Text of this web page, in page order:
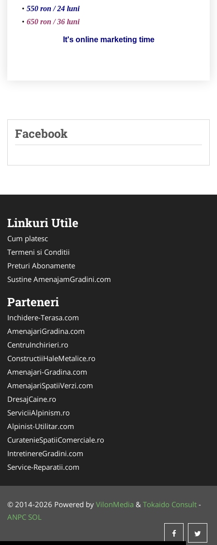
550 ron / 24 luni
650 ron / 36 luni
It's online marketing time
Facebook
Linkuri Utile
Cum platesc
Termeni si Conditii
Preturi Abonamente
Sustine AmenajamGradini.com
Parteneri
Inchidere-Terasa.com
AmenajariGradina.com
CentruInchirieri.ro
ConstructiiHaleMetalice.ro
Amenajari-Gradina.com
AmenajariSpatiiVerzi.com
DresajCaine.ro
ServiciiAlpinism.ro
Alpinist-Utilitar.com
CuratenieSpatiiComerciale.ro
IntretinereGradini.com
Service-Reparatii.com
© 2014-2026 Powered by VilonMedia & Tokaido Consult -
ANPC SOL